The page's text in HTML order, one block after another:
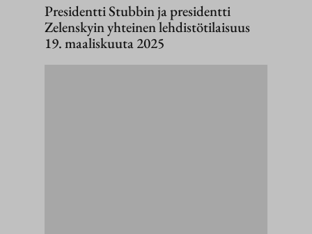
Presidentti Stubbin ja presidentti
Zelenskyin yhteinen lehdistötilaisuus
19. maaliskuuta 2025